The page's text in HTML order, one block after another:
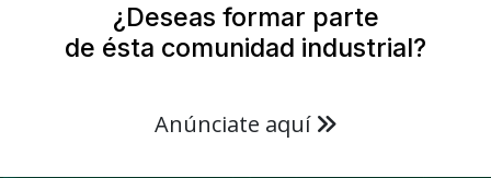
¿Deseas formar parte
de ésta comunidad industrial?
Anúnciate aquí